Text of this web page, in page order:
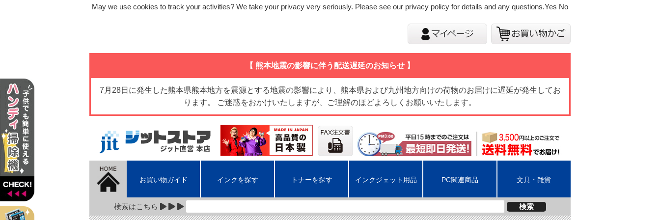
【 熊本地震の影響に伴う配送遅延のお知らせ 】
7月28日に発生した熊本県熊本地方を震源とする地震の影響により、熊本県および九州地方向けの荷物のお届けに遅延が発生してお
ります。 ご迷惑をおかけいたしますが、ご理解のほどよろしくお願いいたします。
お買い物ガイド インクを探す トナーを探す インクジェット用品 PC関連商品 文具・雑貨
検索はこちら 検索
May we use cookies to track your activities? We take your privacy very seriously. Please see our privacy policy for details and any questions.Yes No